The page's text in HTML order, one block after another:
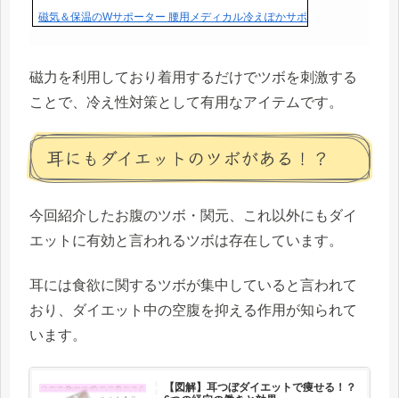
磁気＆保温のWサポーター 腰用メディカル冷えぽかサポーター【 管理医
磁力を利用しており着用するだけでツボを刺激する
ことで、冷え性対策として有用なアイテムです。
耳にもダイエットのツボがある！？
今回紹介したお腹のツボ・関元、これ以外にもダイ
エットに有効と言われるツボは存在しています。
耳には食欲に関するツボが集中していると言われて
おり、ダイエット中の空腹を抑える作用が知られて
います。
【図解】耳つぼダイエットで痩せる！？